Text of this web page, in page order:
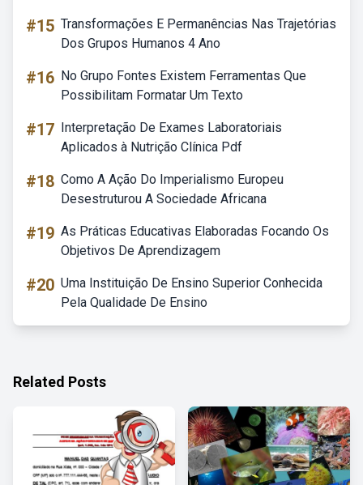
#15 Transformações E Permanências Nas Trajetórias
Dos Grupos Humanos 4 Ano
#16 No Grupo Fontes Existem Ferramentas Que
Possibilitam Formatar Um Texto
#17 Interpretação De Exames Laboratoriais
Aplicados à Nutrição Clínica Pdf
#18 Como A Ação Do Imperialismo Europeu
Desestruturou A Sociedade Africana
#19 As Práticas Educativas Elaboradas Focando Os
Objetivos De Aprendizagem
#20 Uma Instituição De Ensino Superior Conhecida
Pela Qualidade De Ensino
Related Posts